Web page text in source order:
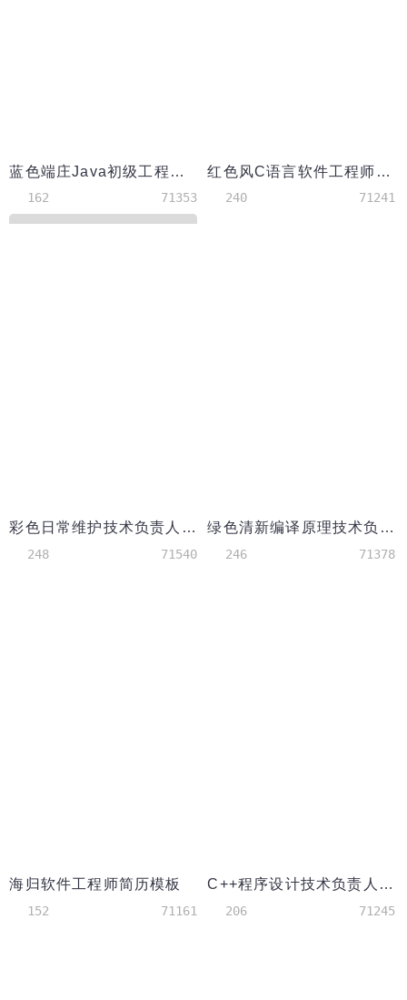
蓝色端庄Java初级工程师简历模板
162 71353
红色风C语言软件工程师简历
240 71241
彩色日常维护技术负责人简历模板
248 71540
绿色清新编译原理技术负责人简历
246 71378
海归软件工程师简历模板
152 71161
C++程序设计技术负责人简历模板
206 71245